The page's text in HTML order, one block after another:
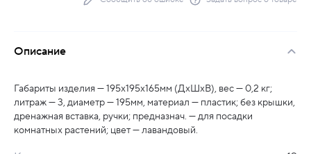
Описание
Габариты изделия — 195х195х165мм (ДхШхВ), вес — 0,2 кг;
литраж — 3, диаметр — 195мм, материал — пластик; без крышки,
дренажная вставка, ручки; предназнач. — для посадки
комнатных растений; цвет — лавандовый.